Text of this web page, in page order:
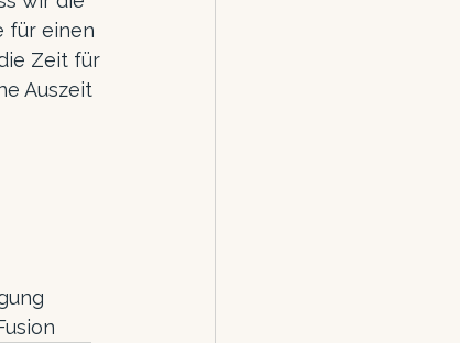
für einen
Zeit für
Auszeit